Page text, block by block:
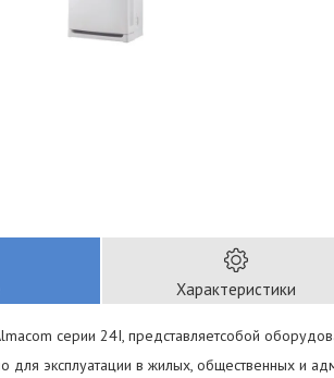
Характеристики
серии 24I, представляетсобой
для эксплуатации в жилых, общественных и